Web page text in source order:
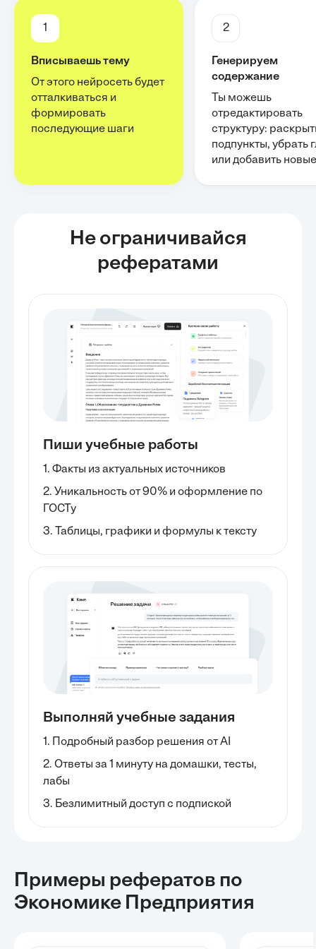
1
Вписываешь тему
От этого нейросеть будет
отталкиваться и
формировать
последующие шаги
2
Генерируем
содержание
Ты можешь
отредактировать
структуру:
подпункты, убрать
или добавить новые
Не ограничивайся
рефератами
Пиши учебные работы
1. Факты из актуальных источников
2. Уникальность от 90% и оформление по
ГОСТу
3. Таблицы, графики и формулы к тексту
Выполняй учебные задания
1. Подробный разбор решения от AI
2. Ответы за 1 минуту на домашки, тесты,
лабы
3. Безлимитный доступ с подпиской
Примеры рефератов по
Экономике Предприятия